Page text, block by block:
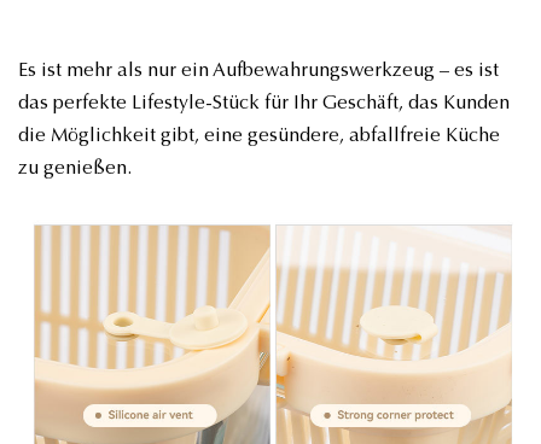
Es ist mehr als nur ein Aufbewahrungswerkzeug – es ist
das perfekte Lifestyle-Stück für Ihr Geschäft, das Kunden
die Möglichkeit gibt, eine gesündere, abfallfreie Küche
zu genießen.